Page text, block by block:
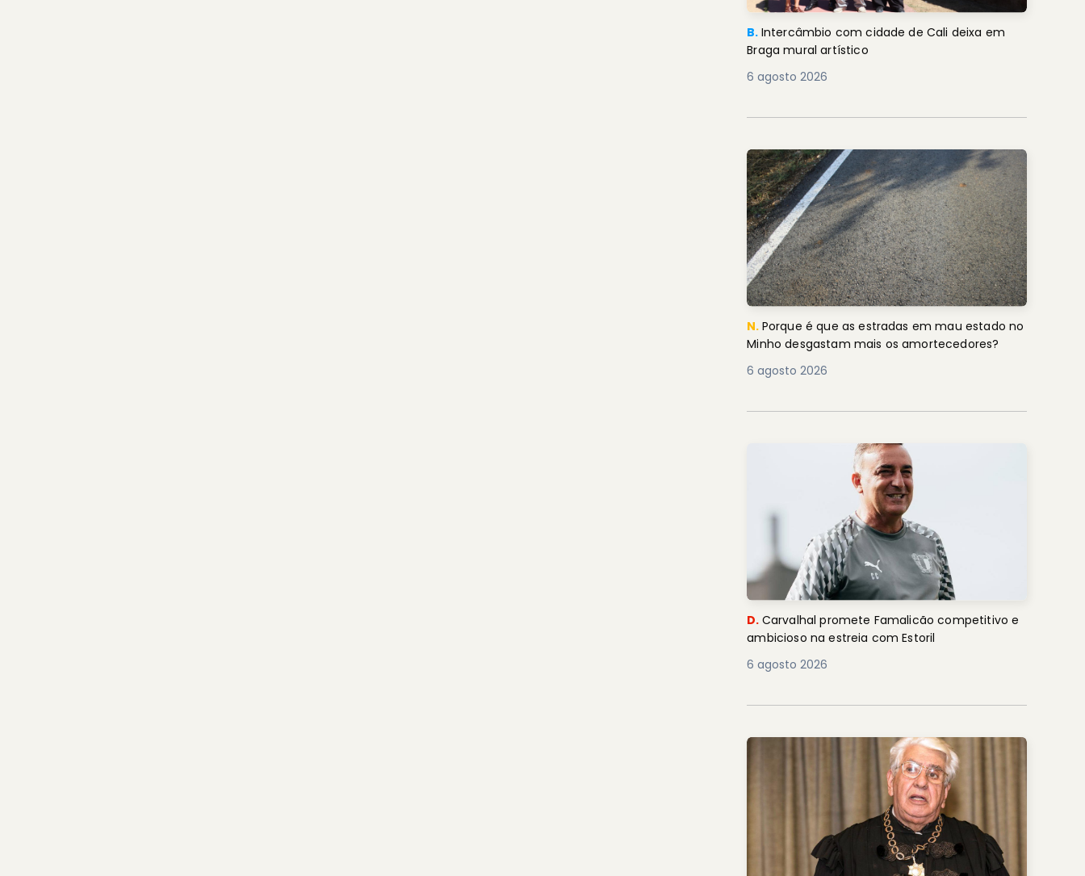
B. Intercâmbio com cidade de Cali deixa em
Braga mural artístico
6 agosto 2026
N. Porque é que as estradas em mau estado no
Minho desgastam mais os amortecedores?
6 agosto 2026
D. Carvalhal promete Famalicão competitivo e
ambicioso na estreia com Estoril
6 agosto 2026